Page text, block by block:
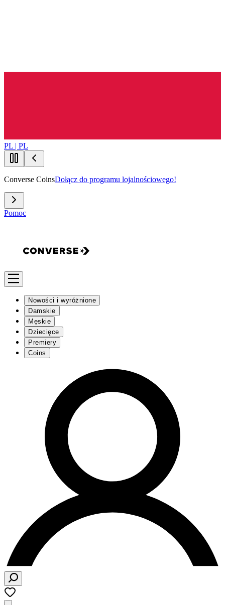
PL | PL
Converse CoinsDołącz do programu lojalnościowego!
Pomoc
Nowości i wyróżnione
Damskie
Męskie
Dziecięce
Premiery
Coins